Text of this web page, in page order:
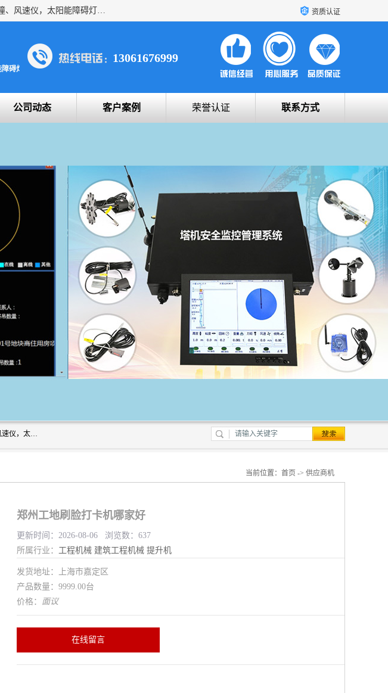
上海宇叶电子科技有限公司是吊钩视频监控、升降机监控、卸料平台监控、塔吊防碰撞、黑匣子防碰撞、风速仪，太阳能障碍灯安全提示灯等一系列升降机的常用配件产品专业研发生产加工的公司，拥有完整、科学的质量管理体系。 资质认证
碍灯安全提示灯
13061676999
公司动态 客户案例 荣誉认证 联系方式
上海宇叶电子科技有限公司是吊钩视频监控、升降机监控、卸料平台监控、塔吊防碰撞、黑匣子防碰撞、风速仪，太阳能障碍灯安全提示灯等一系列升降机的常用配件产品专业研发生产加工的公司，拥有完整、科学的质量管理体系。
当前位置： 首页 -> 供应商机
郑州工地刷脸打卡机哪家好
更新时间：2026-08-06 浏览数：637
所属行业： 工程机械 建筑工程机械 提升机
发货地址：上海市嘉定区
产品数量：9999.00台
价格： 面议
在线留言